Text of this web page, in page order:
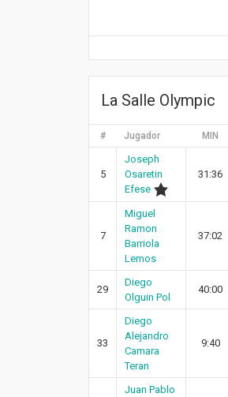
La Salle Olympic
# Jugador MIN
5
Joseph
Osaretin
Efese
31:36
7
Miguel
Ramon
Barriola
Lemos
37:02
29
Diego
Olguin Pol
40:00
33
Diego
Alejandro
Camara
Teran
9:40
Juan Pablo